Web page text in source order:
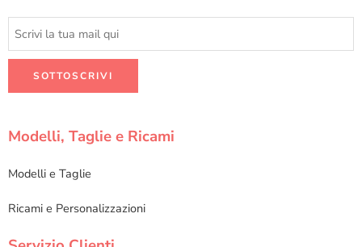
Modelli, Taglie e Ricami
Modelli e Taglie
Ricami e Personalizzazioni